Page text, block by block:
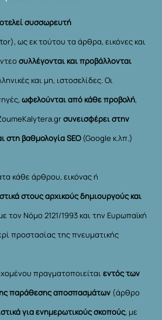
συσσωρευτή
ως εκ τούτου τα άρθρα, εικόνες και
συλλέγονται και προβάλλονται
και μη, ιστοσελίδες. Οι
ωφελούνται από κάθε προβολή,
συνεισφέρει στην
στη βαθμολογία SEO(Google κ.λπ.)
κάθε άρθρου, εικόνας ή
στους αρχικούς δημιουργούς και
τον Νόμο 2121/1993 και την Ευρωπαϊκή
προστασίας της πνευματικής
πραγματοποιείταιεντός των
παράθεσης αποσπασμάτων (άρθρο
για ενημερωτικούς σκοπούς, με